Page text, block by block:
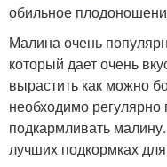
обильное
Малина очень
который дает очень
вырастить как можно
необходимо регулярно
подкармливать
лучших подкормках